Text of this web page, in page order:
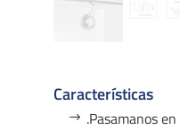
Características
.Pasamanos